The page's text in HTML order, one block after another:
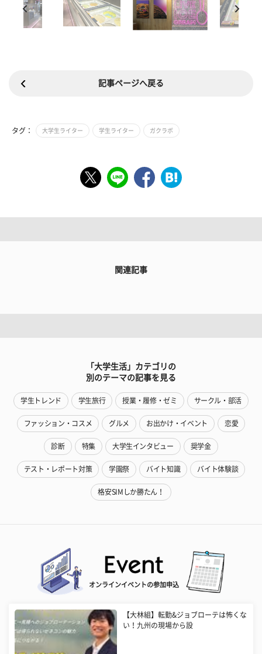
記事ページへ戻る
タグ： 大学生ライター 学生ライター ガクラボ
関連記事
「大学生活」カテゴリの
別のテーマの記事を見る
学生トレンド 学生旅行 授業・履修・ゼミ サークル・部活
ファッション・コスメ グルメ お出かけ・イベント 恋愛
診断 特集 大学生インタビュー 奨学金
テスト・レポート対策 学園祭 バイト知識 バイト体験談
格安SIMしか勝たん！
オンラインイベントの参加申込
【大林組】転勤&ジョブローテは怖くな
い！九州の現場から設